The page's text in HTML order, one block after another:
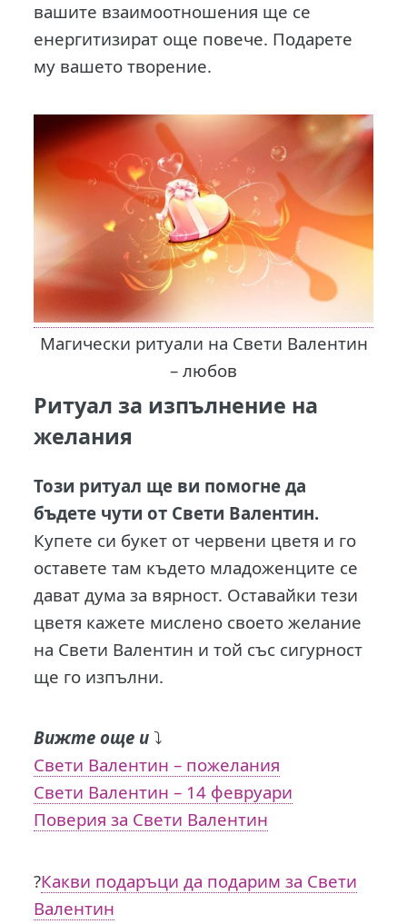
вашите взаимоотношения ще се
енергитизират още повече. Подарете
му вашето творение.
Магически ритуали на Свети Валентин
– любов
Ритуал за изпълнение на
желания
Този ритуал ще ви помогне да
бъдете чути от Свети Валентин.
Купете си букет от червени цветя и го
оставете там където младоженците се
дават дума за вярност. Оставайки тези
цветя кажете мислено своето желание
на Свети Валентин и той със сигурност
ще го изпълни.
Вижте още и ⤵️
Свети Валентин – пожелания
Свети Валентин – 14 февруари
Поверия за Свети Валентин
?Какви подаръци да подарим за Свети
Валентин